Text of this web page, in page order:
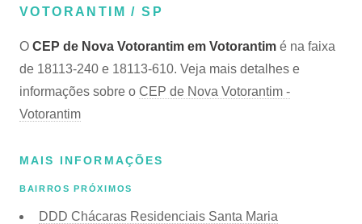
VOTORANTIM / SP
O CEP de Nova Votorantim em Votorantim é na faixa
de 18113-240 e 18113-610. Veja mais detalhes e
informações sobre o CEP de Nova Votorantim -
Votorantim
MAIS INFORMAÇÕES
BAIRROS PRÓXIMOS
DDD Chácaras Residenciais Santa Maria